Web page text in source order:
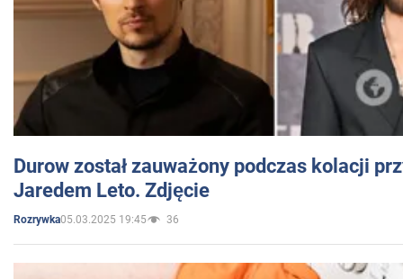
Durow został zauważony podczas kolacji
Jaredem Leto. Zdjęcie
Rozrywka05.03.2025 19:45 36